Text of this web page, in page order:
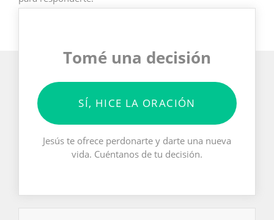
Tomé una decisión
SÍ, HICE LA ORACIÓN
Jesús te ofrece perdonarte y darte una nueva
vida. Cuéntanos de tu decisión.